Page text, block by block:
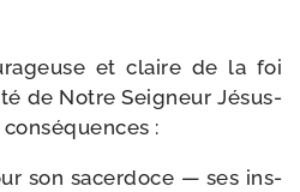
et claire de la foi
de Notre Seigneur Jésus-​
:
son sacer­doce — ses ins­